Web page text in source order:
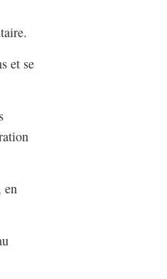
et se
en